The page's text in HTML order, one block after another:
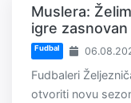
Muslera:
igre
Fudbal
Fudbaleri
otvoriti novu